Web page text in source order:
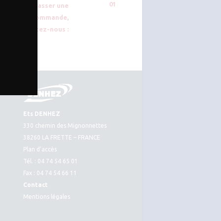
ou passer une
commande,
contactez-nous :
01
Ets DENHEZ
330 chemin des Mignonnettes
38260 LA FRETTE – FRANCE
Plan d’accès
Tél. : 04 74 54 65 01
Fax : 04 74 54 66 11
Contact
Mentions légales